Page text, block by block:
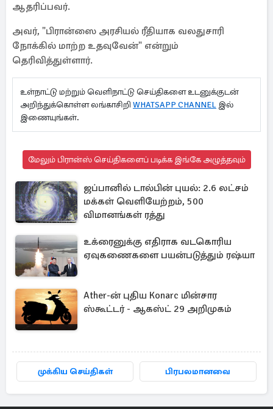
ஆதரிப்பவர்.
அவர், "பிரான்ஸை அரசியல் ரீதியாக வலதுசாரி
நோக்கில் மாற்ற உதவுவேன்" என்றும்
தெரிவித்துள்ளார்.
உள்நாட்டு மற்றும் வெளிநாட்டு செய்திகளை உடனுக்குடன்
அறிந்துக்கொள்ள லங்காசிறி WHATSAPP CHANNEL இல்
இணையுங்கள்.
மேலும் பிரான்ஸ் செய்திகளைப் படிக்க இங்கே அழுத்தவும்
ஜப்பானில் டால்பின் புயல்: 2.6 லட்சம்
மக்கள் வெளியேற்றம், 500
விமானங்கள் ரத்து
உக்ரைனுக்கு எதிராக வடகொரிய
ஏவுகணைகளை பயன்படுத்தும் ரஷ்யா
Ather-ன் புதிய Konarc மின்சார
ஸ்கூட்டர் - ஆகஸ்ட் 29 அறிமுகம்
முக்கிய செய்திகள் பிரபலமானவை